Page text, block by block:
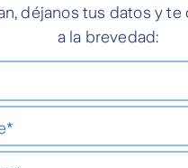
déjanos tus datos y
a la brevedad: